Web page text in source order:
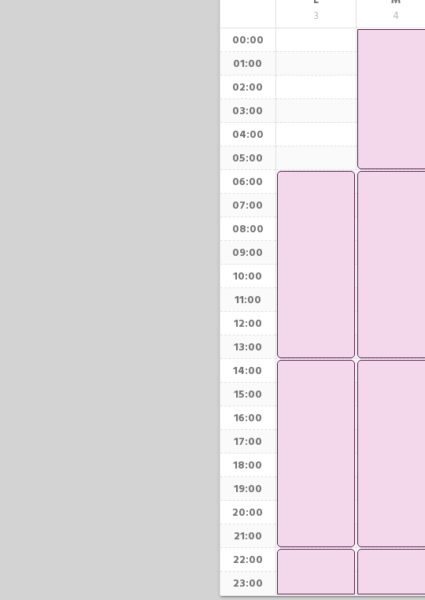
3
4
00:00
01:00
02:00
03:00
04:00
05:00
06:00
07:00
08:00
09:00
10:00
11:00
12:00
13:00
14:00
15:00
16:00
17:00
18:00
19:00
20:00
21:00
22:00
23:00